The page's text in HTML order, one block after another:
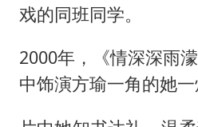
戏的同班同学。
2000年，《情深深雨
中饰演方瑜一角的她一